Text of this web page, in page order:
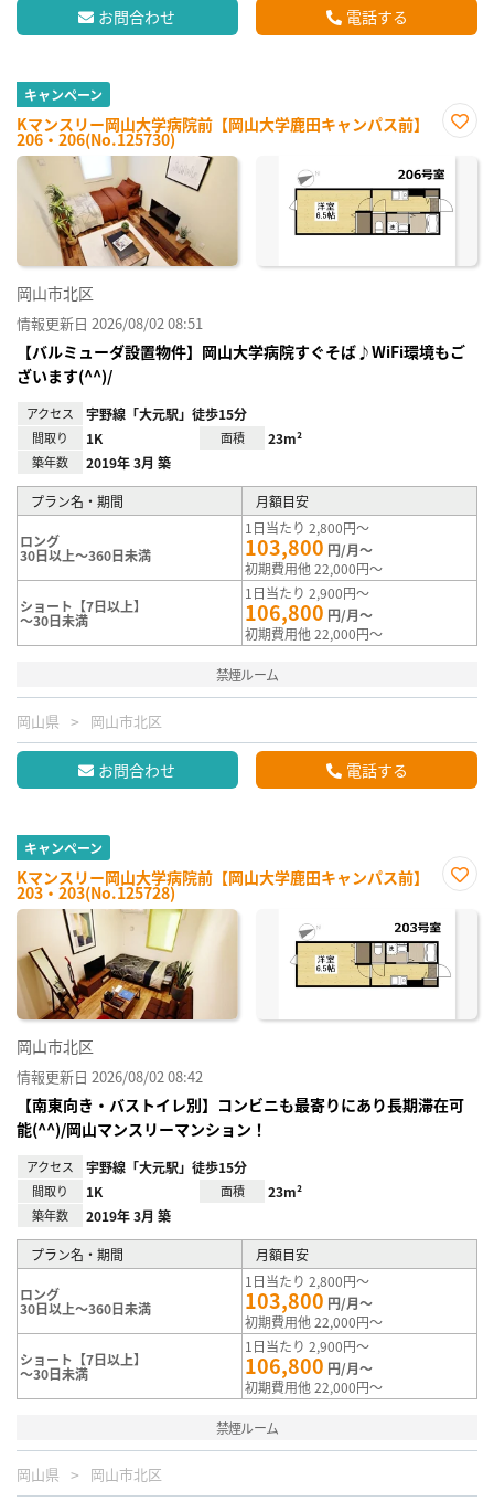
お問合わせ 電話する
キャンペーン
Kマンスリー岡山大学病院前【岡山大学鹿田キャンパス前】
206・206(No.125730)
に入
り登
岡山市北区
情報更新日 2026/08/02 08:51
【バルミューダ設置物件】岡山大学病院すぐそば♪WiFi環境もご
ざいます(^^)/
アクセス 宇野線「大元駅」徒歩15分
間取り 1K 面積 23m²
築年数 2019年 3月 築
プラン名・期間 月額目安
ロング
30日以上～360日未満
1日当たり 2,800円～
103,800 円/月～
初期費用他 22,000円～
ショート【7日以上】
～30日未満
1日当たり 2,900円～
106,800 円/月～
初期費用他 22,000円～
禁煙ルーム
岡山県 岡山市北区
お問合わせ 電話する
キャンペーン
Kマンスリー岡山大学病院前【岡山大学鹿田キャンパス前】
203・203(No.125728)
に入
岡山市北区
情報更新日 2026/08/02 08:42
【南東向き・バストイレ別】コンビニも最寄りにあり長期滞在可
能(^^)/岡山マンスリーマンション！
アクセス 宇野線「大元駅」徒歩15分
間取り 1K 面積 23m²
築年数 2019年 3月 築
プラン名・期間 月額目安
ロング
30日以上～360日未満
1日当たり 2,800円～
103,800 円/月～
初期費用他 22,000円～
ショート【7日以上】
～30日未満
1日当たり 2,900円～
106,800 円/月～
初期費用他 22,000円～
禁煙ルーム
岡山県 岡山市北区